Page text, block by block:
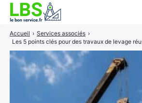
Accueil › Services associés ›
Les 5 points clés pour des travaux de levage
Gros oeuvre
Second oeuvre
Aménagement intérieur